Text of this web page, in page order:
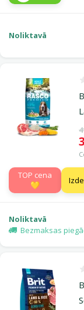
Noliktavā
TOP cena
💛
Noliktavā
Bezmaksas